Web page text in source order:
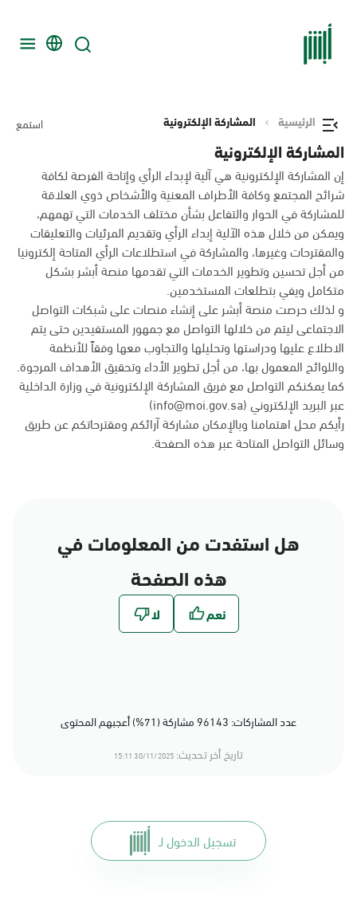
الرئيسية المشاركة الإلكترونية استمع
المشاركة الإلكترونية
إن المشاركة الإلكترونية هي آلية لإبداء الرأي وإتاحة الفرصة لكافة
شرائح المجتمع وكافة الأطراف المعنية والأشخاص ذوي العلاقة
للمشاركة في الحوار والتفاعل بشأن مختلف الخدمات التي تهمهم،
ويمكن من خلال هذه الآلية إبداء الرأي وتقديم المرئيات والتعليقات
والمقترحات وغيرها، والمشاركة في استطلاعات الرأي المتاحة إلكترونيا
من أجل تحسين وتطوير الخدمات التي تقدمها منصة أبشر بشكل
متكامل ويفي بتطلعات المستخدمين.
و لذلك حرصت منصة أبشر على إنشاء منصات على شبكات التواصل
الاجتماعى ليتم من خلالها التواصل مع جمهور المستفيدين حتى يتم
الاطلاع عليها ودراستها وتحليلها والتجاوب معها وفقاً للأنظمة
واللوائح المعمول بها، من أجل تطوير الأداء وتحقيق الأهداف المرجوة.
كما يمكنكم التواصل مع فريق المشاركة الإلكترونية في وزارة الداخلية
عبر البريد الإلكتروني (info@moi.gov.sa)
رأيكم محل اهتمامنا وبالإمكان مشاركة آرائكم ومقترحاتكم عن طريق
وسائل التواصل المتاحة عبر هذه الصفحة.
هل استفدت من المعلومات في
هذه الصفحة
عدد المشاركات: 96143 مشاركة (71%) أعجبهم المحتوى
تاريخ أخر تحديث: 30/11/2025 15:11
تسجيل الدخول لـ